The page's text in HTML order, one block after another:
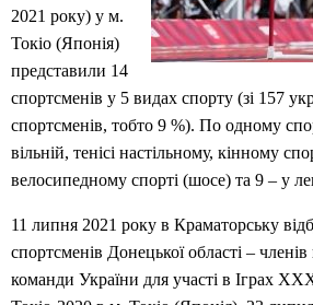
2021 року) у м.
Токіо (Японія)
представили 14
спортсменів у 5 видах спорту (зі 157
спортсменів, тобто 9 %). По одному
вільній, тенісі настільному, кінному
велосипедному спорті (шосе) та 9 – у
11 липня 2021 року в Краматорську
спортсменів Донецької області – членів
команди України для участі в Іграх